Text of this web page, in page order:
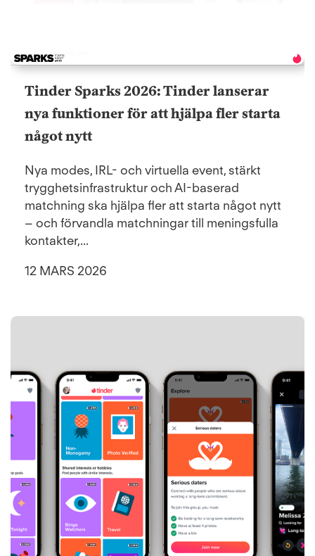
Tinder Sparks 2026: Tinder lanserar
nya funktioner för att hjälpa fler starta
något nytt
Nya modes, IRL- och virtuella event, stärkt
trygghetsinfrastruktur och AI-baserad
matchning ska hjälpa fler att starta något nytt
– och förvandla matchningar till meningsfulla
kontakter,...
12 MARS 2026